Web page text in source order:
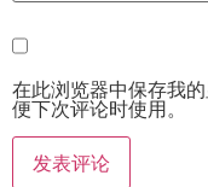
在此浏览器中保存我
便下次评论时使用。